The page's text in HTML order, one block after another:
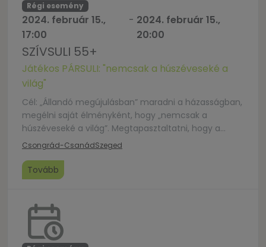
Régi esemény
2024. február 15.,
17:00
- 2024. február 15.,
20:00
SZÍVSULI 55+
Játékos PÁRSULI: "nemcsak a húszéveseké a
világ"
Cél: „Állandó megújulásban” maradni a házasságban,
megélni saját élményként, hogy „nemcsak a
húszéveseké a világ”. Megtapasztaltatni, hogy a
nagyszülőségben megélt örömök nem zárják ki, hogy
házasság az idősebb korosztály esetében is lehet
erőforrás. „Csak az ismerősben születhet valódi
jegyében, a „boldogság tanulható” alapigazságra
építve […]
Csongrád-CsanádSzeged
Tovább